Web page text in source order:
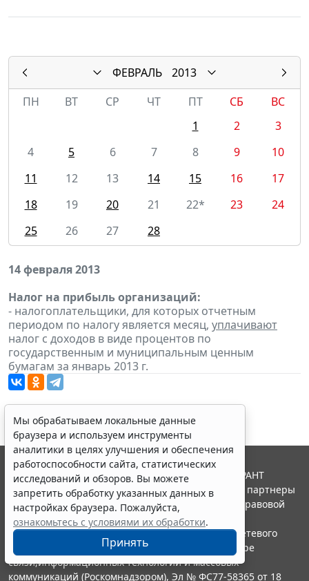
ФЕВРАЛЬ
2013
ПН
ВТ СР ЧТ ПТ СБ
ВС
1
2
3
4
5 6 7 8 9
10
11
12 13 14 15 16
17
18
19 20 21 22* 23
24
25
26 27 28
14 февраля 2013
Налог на прибыль организаций:
- налогоплательщики, для которых отчетным
периодом по налогу является месяц, уплачивают
налог с доходов в виде процентов по
государственным и муниципальным ценным
бумагам за январь 2013 г.
Мы обрабатываем локальные данные
браузера и используем инструменты
аналитики в целях улучшения и обеспечения
работоспособности сайта, статистических
исследований и обзоров. Вы можете
запретить обработку указанных данных в
настройках браузера. Пожалуйста,
ознакомьтесь с условиями их обработки.
Принять
© ООО "НПП "ГАРАНТ-СЕРВИС", 2026. Система ГАРАНТ
выпускается с 1990 года. Компания "Гарант" и ее партнеры
являются участниками Российской ассоциации правовой
информации ГАРАНТ.
Портал ГАРАНТ.РУ зарегистрирован в качестве сетевого
издания Федеральной службой по надзору в сфере
связи,информационных технологий и массовых
коммуникаций (Роскомнадзором), Эл № ФС77-58365 от 18